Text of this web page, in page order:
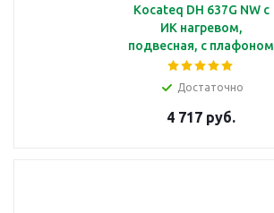
Kocateq DH 637G NW c
ИК нагревом,
подвесная, с плафоном
золотого цвета
Ø185*225 мм
Достаточно
4 717 руб.